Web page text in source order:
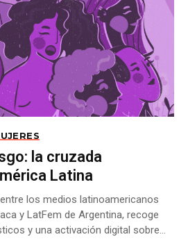
la cruzada
Latina
los medios latinoamericanos
y LatFem de Argentina, recoge
y una activación digital sobre...